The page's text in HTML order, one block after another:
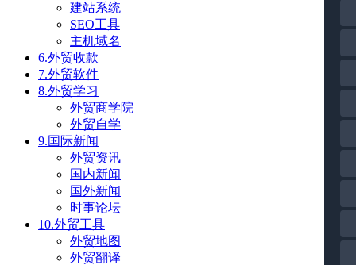
建站系统
SEO工具
主机域名
6.外贸收款
7.外贸软件
8.外贸学习
外贸商学院
外贸自学
9.国际新闻
外贸资讯
国内新闻
国外新闻
时事论坛
10.外贸工具
外贸地图
外贸翻译